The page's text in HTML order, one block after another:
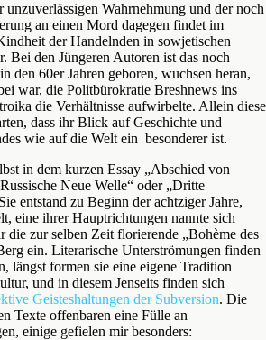
Wahrnehmung und der noch
an einen Mord dagegen findet im
der Handelnden in sowjetischen
Bei den Jüngeren Autoren ist das noch
den 60er Jahren geboren, wuchsen heran,
war, die Politbürokratie Breshnews ins
die Verhältnisse aufwirbelte. Allein diese
dass ihr Blick auf Geschichte und
wie auf die Welt ein besonderer ist.
in dem kurzen Essay „Abschied von
Neue Welle“ oder „Dritte
entstand zu Beginn der achtziger Jahre,
eine ihrer Hauptrichtungen nannte sich
zur selben Zeit florierende „Bohème des
ein. Literarische Unterströmungen finden
längst formen sie eine eigene Tradition
und in diesem Jenseits finden sich
Geisteshaltungen der Subversion. Die
Texte offenbaren eine Fülle an
einige gefielen mir besonders: